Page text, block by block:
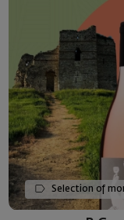
Selection of